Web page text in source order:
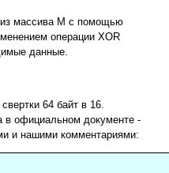
массива M с помощью
операции XOR
данные.
64 байт в 16.
в официальном документе -
и нашими комментариями: